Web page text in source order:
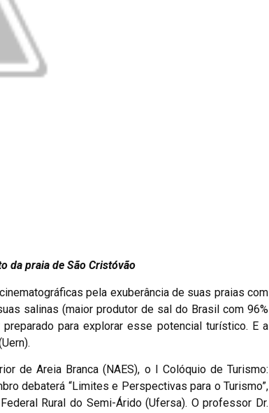
da praia de São Cristóvão
pela exuberância de suas praias com
salinas (maior produtor de sal do Brasil com 96%
para explorar esse potencial turístico. E a
de Areia Branca (NAES), o I Colóquio de Turismo:
debaterá “Limites e Perspectivas para o Turismo”,
Rural do Semi-Árido (Ufersa). O professor Dr.